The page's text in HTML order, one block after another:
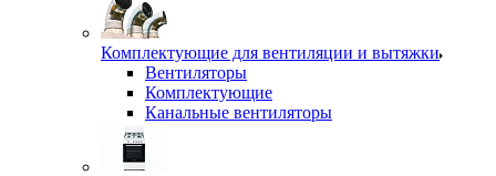
Комплектующие для вентиляции и вытяжки
Вентиляторы
Комплектующие
Канальные вентиляторы